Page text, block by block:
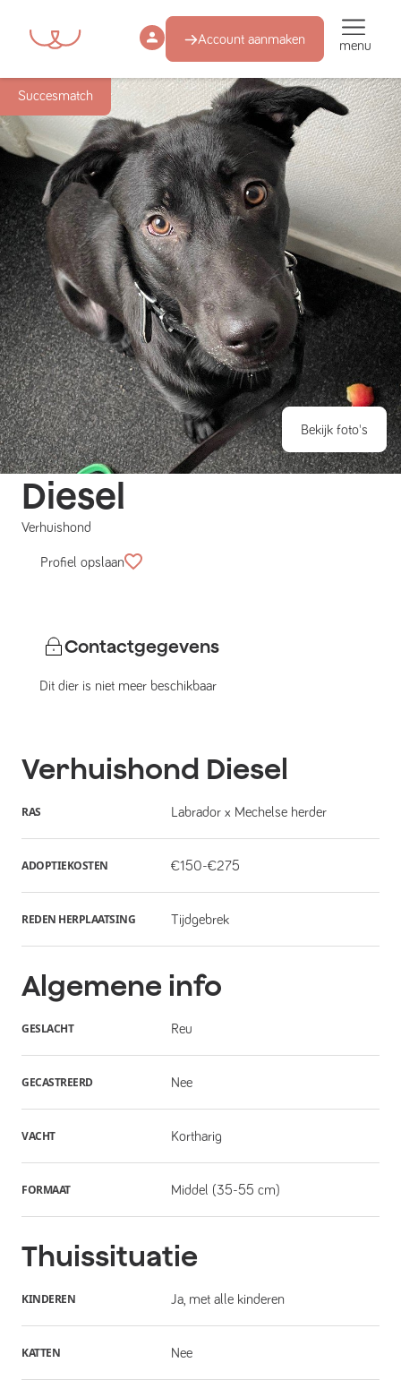
Account aanmaken menu
Succesmatch
Bekijk foto's
Diesel
Verhuishond
Profiel opslaan
Contactgegevens
Dit dier is niet meer beschikbaar
Verhuishond Diesel
RAS Labrador x Mechelse herder
ADOPTIEKOSTEN €150-€275
REDEN HERPLAATSING Tijdgebrek
Algemene info
GESLACHT Reu
GECASTREERD Nee
VACHT Kortharig
FORMAAT Middel (35-55 cm)
Thuissituatie
KINDEREN Ja, met alle kinderen
KATTEN Nee